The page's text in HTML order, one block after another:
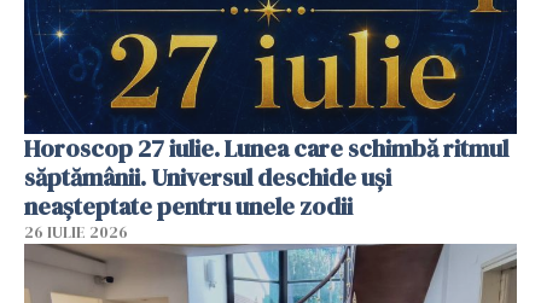
Horoscop 27 iulie. Lunea care schimbă ritmul
săptămânii. Universul deschide uși
neașteptate pentru unele zodii
26 IULIE 2026